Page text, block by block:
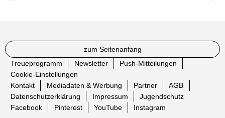
zum Seitenanfang
Treueprogramm
Newsletter
Push-Mitteilungen
Cookie-Einstellungen
Kontakt
Mediadaten & Werbung Partner
AGB
Datenschutzerklärung
Impressum
Jugendschutz
Facebook
Pinterest YouTube Instagram